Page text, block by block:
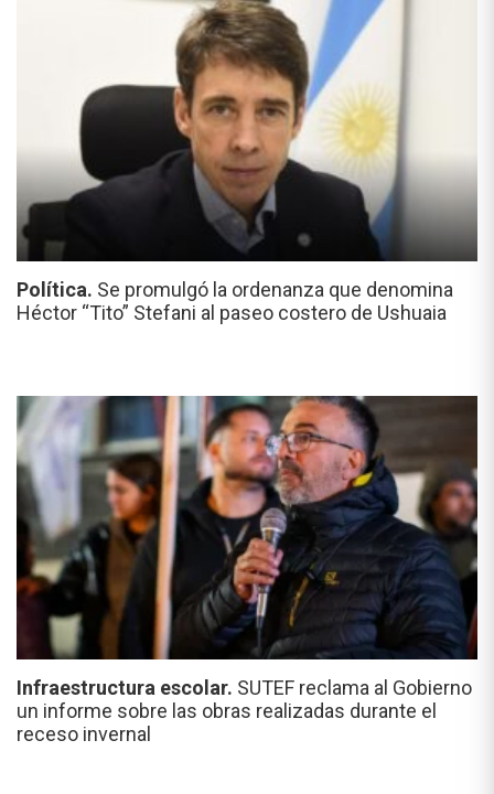
Política. Se promulgó la ordenanza que denomina
Héctor “Tito” Stefani al paseo costero de Ushuaia
Infraestructura escolar. SUTEF reclama al Gobierno
un informe sobre las obras realizadas durante el
receso invernal